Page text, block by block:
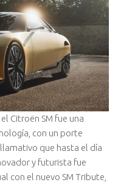
Citroën SM fue una
con un porte
que hasta el día
y futurista fue
con el nuevo SM Tribute,